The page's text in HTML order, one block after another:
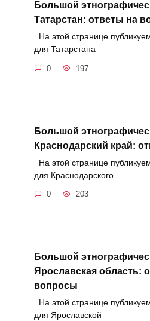
Большой
Татарстан: ответы на
На этой странице
для Татарстана
0 197
Большой
Краснодарский край:
На этой странице
для Краснодарского
0 203
Большой
Ярославская область:
вопросы
На этой странице
для Ярославской